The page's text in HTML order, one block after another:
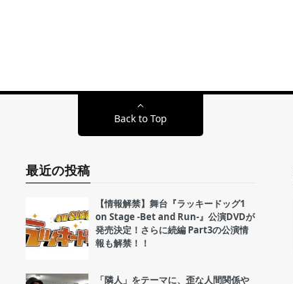
Back to Top
最近の投稿
【情報解禁】舞台『ラッキードッグ1
on Stage -Bet and Run-』公演DVDが
発売決定！さらに続編 Part3の公演情
報も解禁！！
「隣人」をテーマに、歪な人間関係や